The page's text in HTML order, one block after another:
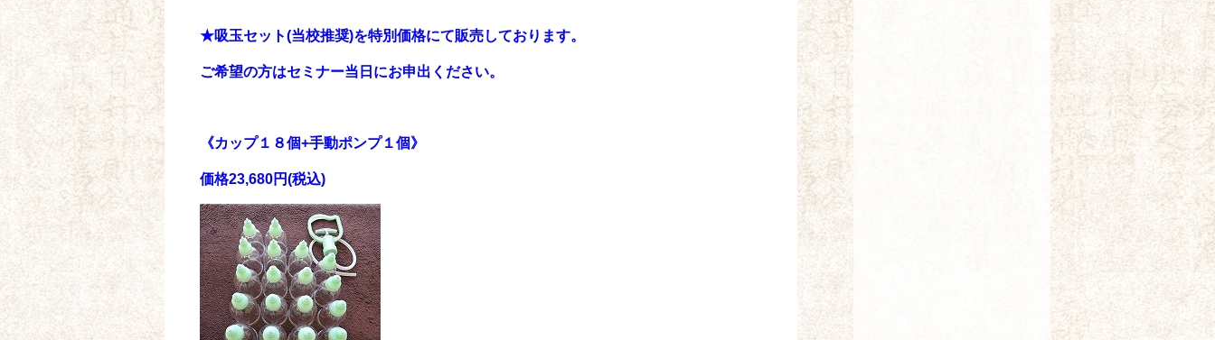
★吸玉セット(当校推奨)を特別価格にて販売しております。
ご希望の方はセミナー当日にお申出ください。
《カップ１８個+手動ポンプ１個》
価格23,680円(税込)